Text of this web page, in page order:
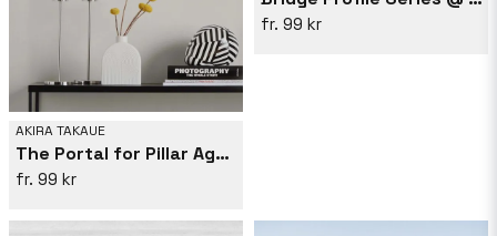
AKIRA TAKAUE
The Portal for Pillar Agmina Mk.III &quot;EXHIBITION EDITION&quot;
99 kr
99 kr